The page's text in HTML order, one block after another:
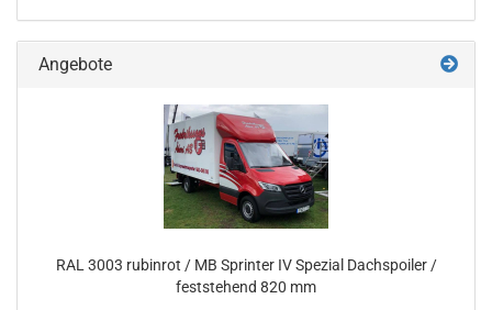
Angebote
RAL 3003 rubinrot / MB Sprinter IV Spezial Dachspoiler /
feststehend 820 mm